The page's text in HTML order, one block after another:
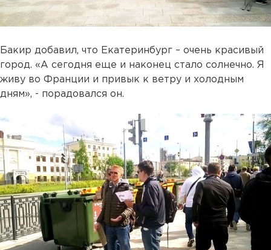
Бакир добавил, что Екатеринбург – очень красивый
город. «А сегодня еще и наконец стало солнечно. Я
живу во Франции и привык к ветру и холодным
дням», - порадовался он.